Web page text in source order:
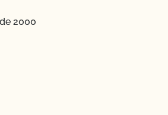
2000